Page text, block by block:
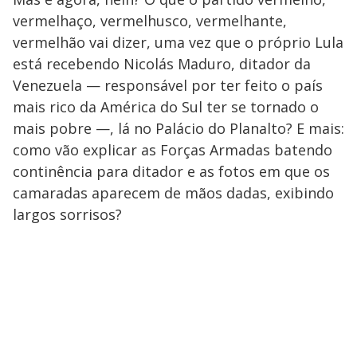
vermelhaço, vermelhusco, vermelhante,
vermelhão vai dizer, uma vez que o próprio Lula
está recebendo Nicolás Maduro, ditador da
Venezuela — responsável por ter feito o país
mais rico da América do Sul ter se tornado o
mais pobre —, lá no Palácio do Planalto? E mais:
como vão explicar as Forças Armadas batendo
continência para ditador e as fotos em que os
camaradas aparecem de mãos dadas, exibindo
largos sorrisos?